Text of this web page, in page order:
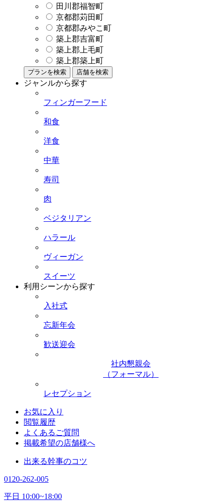
田川郡福智町
京都郡苅田町
京都郡みやこ町
築上郡吉富町
築上郡上毛町
築上郡築上町
プランを検索 店舗を検索
ジャンルから探す
フィンガーフード
和食
洋食
中華
寿司
肉
ベジタリアン
ハラール
ヴィーガン
スイーツ
利用シーンから探す
入社式
忘新年会
歓送迎会
社内懇親会
（フォーマル）
レセプション
お気に入り
閲覧履歴
よくあるご質問
掲載希望の店舗様へ
出来る幹事のコツ
0120-262-005
平日 10:00~18:00